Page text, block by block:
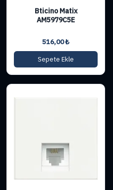
Bticino Matix
AM5979C5E
516,00₺
Sepete Ekle